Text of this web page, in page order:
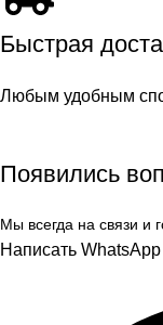
Быстрая
Любым удобным
Появились
Мы всегда на связи и
Написать WhatsApp